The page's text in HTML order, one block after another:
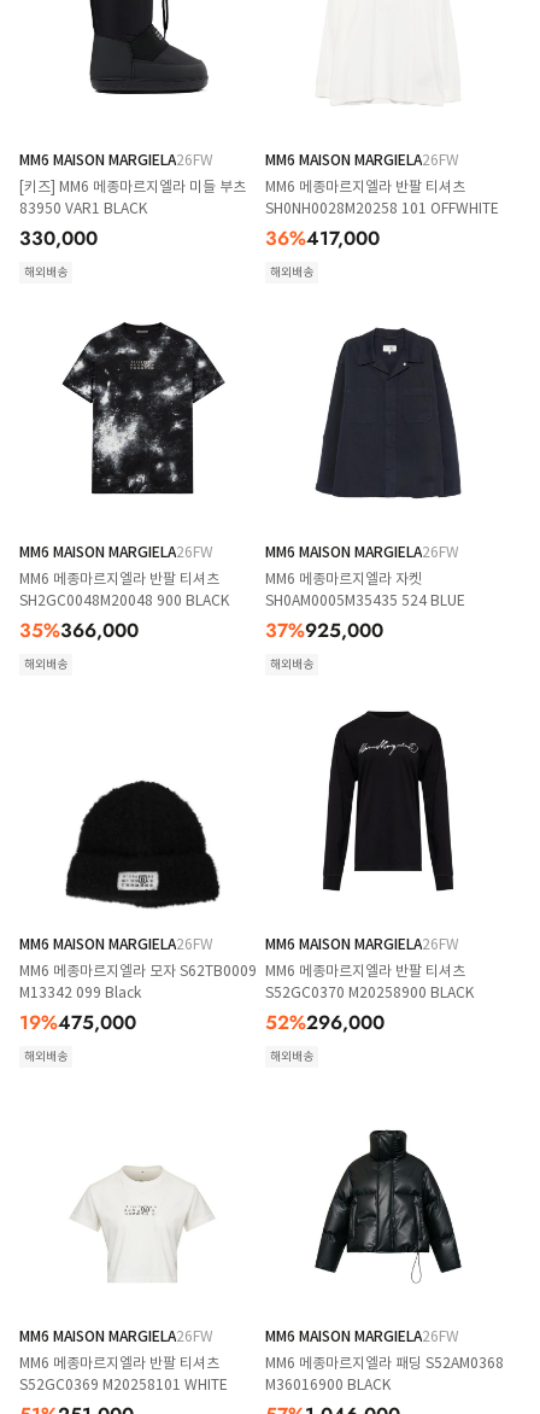
MM6 MAISON MARGIELA26FW
[키즈] MM6 메종마르지엘라 미들 부츠
83950 VAR1 BLACK
330,000
해외배송
MM6 MAISON MARGIELA26FW
MM6 메종마르지엘라 반팔 티셔츠
SH0NH0028M20258 101 OFFWHITE
36%417,000
해외배송
MM6 MAISON MARGIELA26FW
MM6 메종마르지엘라 반팔 티셔츠
SH2GC0048M20048 900 BLACK
35%366,000
해외배송
MM6 MAISON MARGIELA26FW
MM6 메종마르지엘라 자켓
SH0AM0005M35435 524 BLUE
37%925,000
해외배송
MM6 MAISON MARGIELA26FW
MM6 메종마르지엘라 모자 S62TB0009
M13342 099 Black
19%475,000
해외배송
MM6 MAISON MARGIELA26FW
MM6 메종마르지엘라 반팔 티셔츠
S52GC0370 M20258900 BLACK
52%296,000
해외배송
MM6 MAISON MARGIELA26FW
MM6 메종마르지엘라 반팔 티셔츠
S52GC0369 M20258101 WHITE
MM6 MAISON MARGIELA26FW
MM6 메종마르지엘라 패딩 S52AM0368
M36016900 BLACK